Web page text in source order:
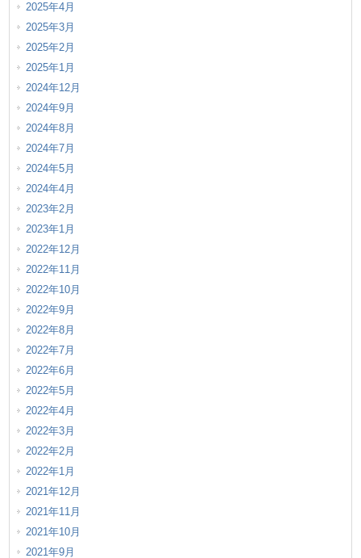
2025年4月
2025年3月
2025年2月
2025年1月
2024年12月
2024年9月
2024年8月
2024年7月
2024年5月
2024年4月
2023年2月
2023年1月
2022年12月
2022年11月
2022年10月
2022年9月
2022年8月
2022年7月
2022年6月
2022年5月
2022年4月
2022年3月
2022年2月
2022年1月
2021年12月
2021年11月
2021年10月
2021年9月